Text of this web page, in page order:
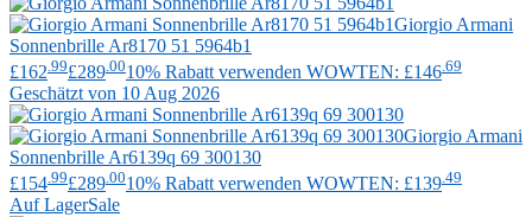
Giorgio Armani
Sonnenbrille Ar8170 51 5964b1
£162 .99£289 .0010% Rabatt verwenden WOWTEN: £146 .69
Geschätzt von 10 Aug 2026
Giorgio Armani
Sonnenbrille Ar6139q 69 300130
£154 .99£289 .0010% Rabatt verwenden WOWTEN: £139 .49
Auf LagerSale